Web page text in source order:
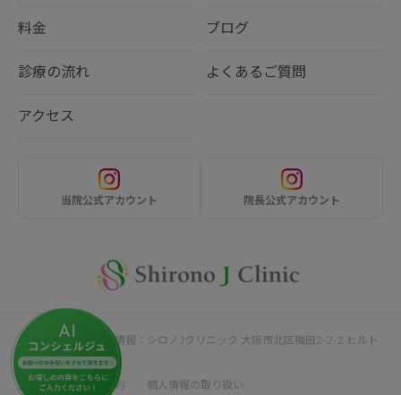
料金 ブログ
診療の流れ よくあるご質問
アクセス
当院公式アカウント 院長公式アカウント
サイト運営者・企業情報：シロノJクリニック 大阪市北区梅田2-2-2 ヒルト
ンプラザウエスト4F
採用情報 利用規約 個人情報の取り扱い